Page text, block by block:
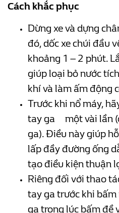
Cách khắc phục
Dừng xe và dựng
đó, dốc xe chúi đầu
khoảng 1 – 2 phút.
giúp loại bỏ nước
khí và làm ấm động
Trước khi nổ máy,
tay ga một vài lần
ga). Điều này giúp
lấp đầy đường ống
tạo điều kiện thuận
Riêng đối với thao
tay ga trước khi bấm
ga trong lúc bấm đề